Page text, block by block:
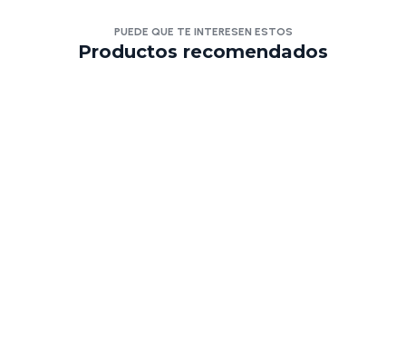
PUEDE QUE TE INTERESEN ESTOS
Productos recomendados